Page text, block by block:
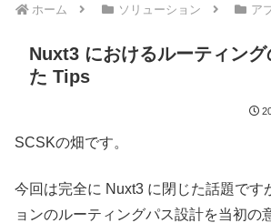
ホーム ソリューション ア
Nuxt3 におけるルーティング
た Tips
SCSKの畑です。
今回は完全に Nuxt3 に閉じた話題です
ョンのルーティングパス設計を当初の